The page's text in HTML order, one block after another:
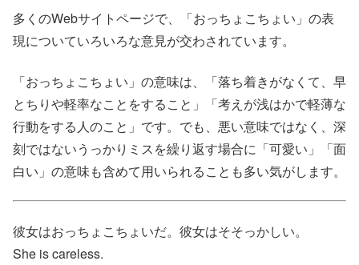
多くのWebサイトページで、「おっちょこちょい」の表
現についていろいろな意見が交わされています。
「おっちょこちょい」の意味は、「落ち着きがなくて、早
とちりや軽率なことをすること」「考えが浅はかで軽薄な
行動をする人のこと」です。でも、悪い意味ではなく、深
刻ではないうっかりミスを繰り返す場合に「可愛い」「面
白い」の意味も含めて用いられることも多い気がします。
彼女はおっちょこちょいだ。彼女はそそっかしい。
She is careless.